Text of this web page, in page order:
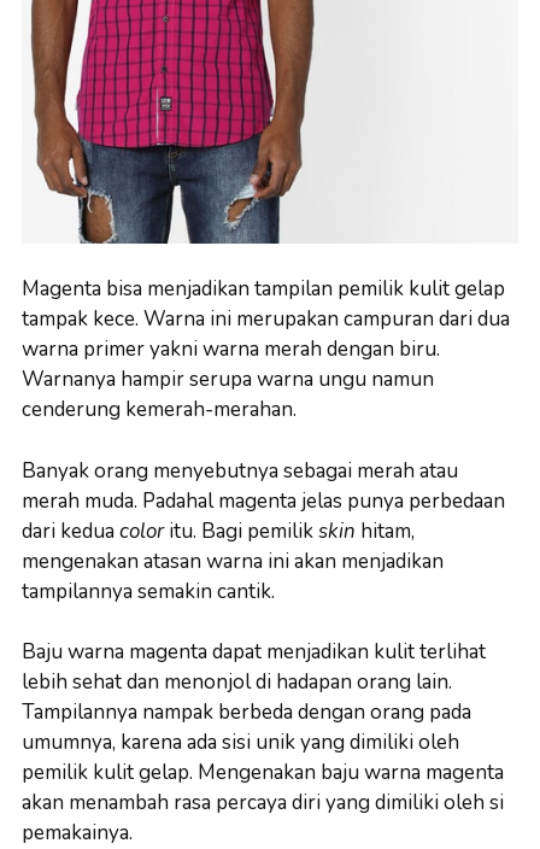
Magenta bisa menjadikan tampilan pemilik kulit gelap
tampak kece. Warna ini merupakan campuran dari dua
warna primer yakni warna merah dengan biru.
Warnanya hampir serupa warna ungu namun
cenderung kemerah-merahan.
Banyak orang menyebutnya sebagai merah atau
merah muda. Padahal magenta jelas punya perbedaan
dari kedua coloritu. Bagi pemilikskin hitam,
mengenakan atasan warna ini akan menjadikan
tampilannya semakin cantik.
Baju warna magenta dapat menjadikan kulit terlihat
lebih sehat dan menonjol di hadapan orang lain.
Tampilannya nampak berbeda dengan orang pada
umumnya, karena ada sisi unik yang dimiliki oleh
pemilik kulit gelap. Mengenakan baju warna magenta
akan menambah rasa percaya diri yang dimiliki oleh si
pemakainya.